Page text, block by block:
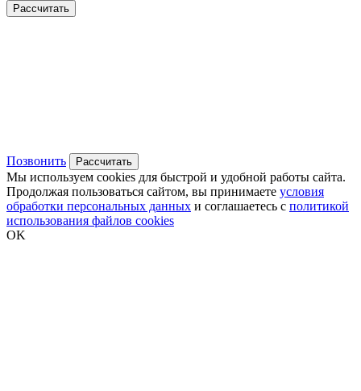
Рассчитать
Позвонить Рассчитать
Мы используем cookies для быстрой и удобной работы сайта.
Продолжая пользоваться сайтом, вы принимаете условия
обработки персональных данных и соглашаетесь с политикой
использования файлов cookies
OK